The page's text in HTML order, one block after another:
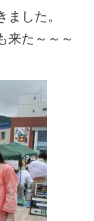
した。
来た～～～